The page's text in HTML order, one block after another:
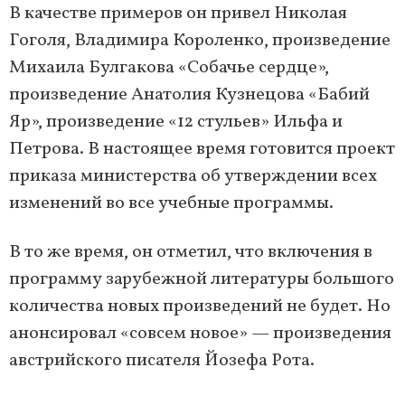
В качестве примеров он привел Николая
Гоголя, Владимира Короленко, произведение
Михаила Булгакова «Собачье сердце»,
произведение Анатолия Кузнецова «Бабий
Яр», произведение «12 стульев» Ильфа и
Петрова. В настоящее время готовится проект
приказа министерства об утверждении всех
изменений во все учебные программы.
В то же время, он отметил, что включения в
программу зарубежной литературы большого
количества новых произведений не будет. Но
анонсировал «совсем новое» — произведения
австрийского писателя Йозефа Рота.